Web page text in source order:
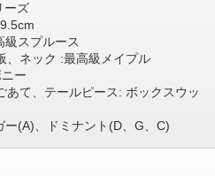
ーズ
級スプルース
、ネック :最高級メイプル
ー
あて、テールピース: ボックスウッ
ー(A)、ドミナント(D、G、C)